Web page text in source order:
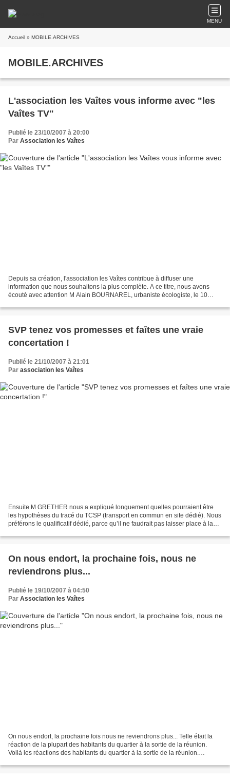
MENU
Accueil » MOBILE.ARCHIVES
MOBILE.ARCHIVES
L'association les Vaîtes vous informe avec "les
Vaîtes TV"
Publié le 23/10/2007 à 20:00
Par Association les Vaîtes
Depuis sa création, l'association les Vaîtes contribue à diffuser une
information que nous souhaitons la plus complète. A ce titre, nous avons
écouté avec attention M Alain BOURNAREL, urbaniste écologiste, le 10
SVP tenez vos promesses et faîtes une vraie
concertation !
Publié le 21/10/2007 à 21:01
Par association les Vaîtes
Ensuite M GRETHER nous a expliqué longuement quelles pourraient être
les hypothèses du tracé du TCSP (transport en commun en site dédié). Nous
préférons le qualificatif dédié, parce qu’il ne faudrait pas laisser place à la
On nous endort, la prochaine fois, nous ne
reviendrons plus...
Publié le 19/10/2007 à 04:50
Par Association les Vaîtes
On nous endort, la prochaine fois nous ne reviendrons plus... Telle était la
réaction de la plupart des habitants du quartier à la sortie de la réunion.
Voilà les réactions des habitants du quartier à la sortie de la réunion.